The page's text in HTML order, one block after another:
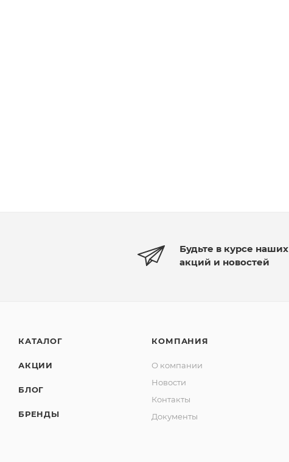
Будьте в курсе наших
акций и новостей
КАТАЛОГ
АКЦИИ
БЛОГ
БРЕНДЫ
КОМПАНИЯ
О компании
Новости
Контакты
Документы